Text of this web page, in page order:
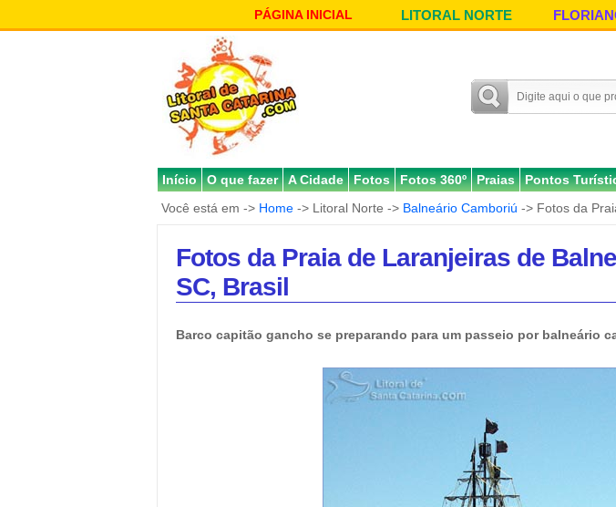
PÁGINA INICIAL LITORAL NORTE
Início O que fazer A Cidade Fotos Fotos 360º Praias Pontos
Você está em -> Home -> Litoral Norte -> Balneário Camboriú -> Fotos da
Fotos da Praia de Laranjeiras de
SC, Brasil
Barco capitão gancho se preparando para um passeio por balneário